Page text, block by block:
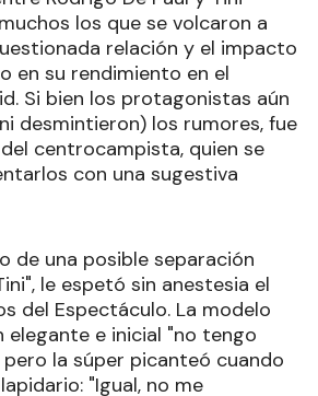
los que se volcaron a
relación y el impacto
en su rendimiento en el
Si bien los protagonistas aún
desmintieron) los rumores, fue
centrocampista, quien se
con una sugestiva
de una posible separación
le espetó sin anestesia el
del Espectáculo. La modelo
elegante e inicial "no tengo
la súper picanteó cuando
"Igual, no me